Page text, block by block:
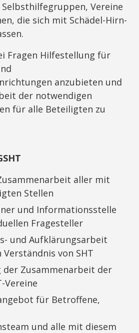
Vereine
die sich mit Schädel-Hirn-
Fragen Hilfestellung für
anzubieten und
der notwendigen
für alle Beteiligten zu
aller mit
Stellen
und Informationsstelle
Fragesteller
und Aufklärungsarbeit
Verständnis von SHT
der Zusammenarbeit der
Vereine
für Betroffene,
und alle mit diesem